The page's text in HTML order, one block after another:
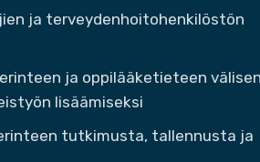
ja terveydenhoitohenkilöstön
ja oppilääketieteen välisen
lisäämiseksi
tutkimusta, tallennusta ja